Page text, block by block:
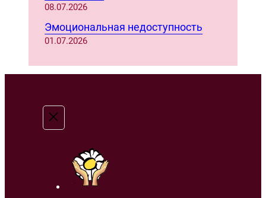
08.07.2026
Эмоциональная недоступность
01.07.2026